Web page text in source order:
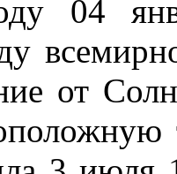
04
от